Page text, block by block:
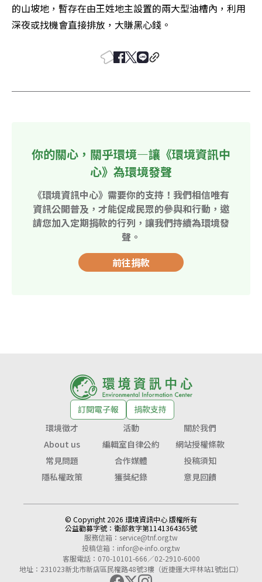
的山坡地，暫存在由王姓地主設置的兩大型油槽內，利用
深夜或找機會直接排放，大賺黑心錢。
你的關心，關乎環境—讓《環境資訊中
心》為環境發聲
《環境資訊中心》需要你的支持！我們相信唯有
資訊公開普及，才能促成民眾的參與和行動，邀
請您加入定期捐款的行列，讓我們持續為環境發
聲。
前往捐款
訂閱電子報
捐款支持
環境徵才
活動
關於我們
About us
編輯室自律公約
網站授權條款
常見問題
合作媒體
投稿須知
隱私權政策
獲獎紀錄 意見回饋
© Copyright 2026 環境資訊中心 版權所有
公益勸募字號： 衛部救字第1141364365號
服務信箱： service@tnf.org.tw
投稿信箱： infor@e-info.org.tw
客服電話：070-10101-666／02-2910-6000
地址：231023新北市新店區民權路48號3樓（近捷運大坪林站1號出口）